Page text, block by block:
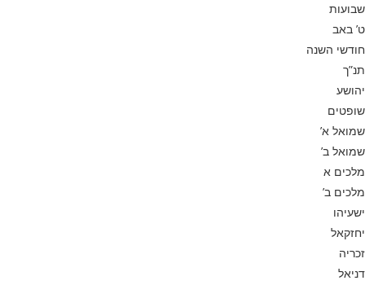
שבועות
ט’ באב
חודשי השנה
תנ”ך
יהושע
שופטים
שמואל א’
שמואל ב’
מלכים א
מלכים ב’
ישעיהו
יחזקאל
זכריה
דניאל